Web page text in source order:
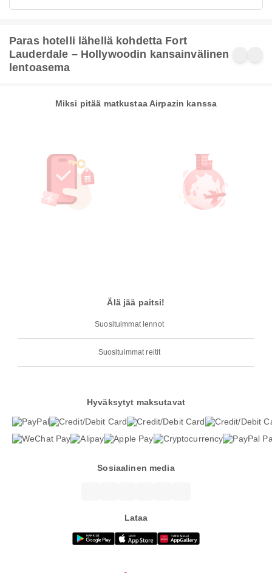
Paras hotelli lähellä kohdetta Fort
Lauderdale – Hollywoodin kansainvälinen
lentoasema
Miksi pitää matkustaa Airpazin kanssa
Älä jää paitsi!
Suosituimmat lennot
Suosituimmat reitit
Hyväksytyt maksutavat
Sosiaalinen media
Lataa